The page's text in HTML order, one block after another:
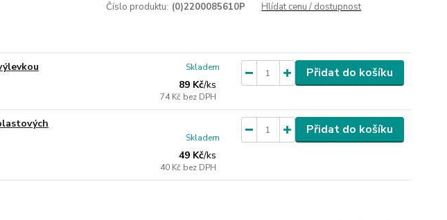
Číslo produktu: (0)2200085610P Hlídat cenu / dostupnost
89 Kč/ks
74 Kč bez DPH
Skladem Přidat do košíku
49 Kč/ks
40 Kč bez DPH
Skladem
Přidat do košíku